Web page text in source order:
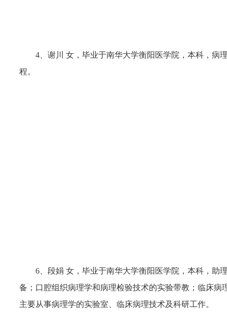
4、谢川 女，毕业于南华大学衡阳医学院，本科，病
程。
6、段娟 女，毕业于南华大学衡阳医学院，本科，助
备；口腔组织病理学和病理检验技术的实验带教；临床
主要从事病理学的实验室、临床病理技术及科研工作。